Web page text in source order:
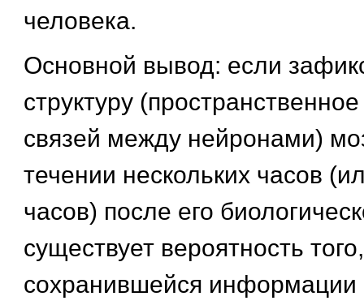
человека.
Основной вывод: если
структуру
связей между нейронами)
течении нескольких часов
часов) после его
существует вероятность
сохранившейся информации